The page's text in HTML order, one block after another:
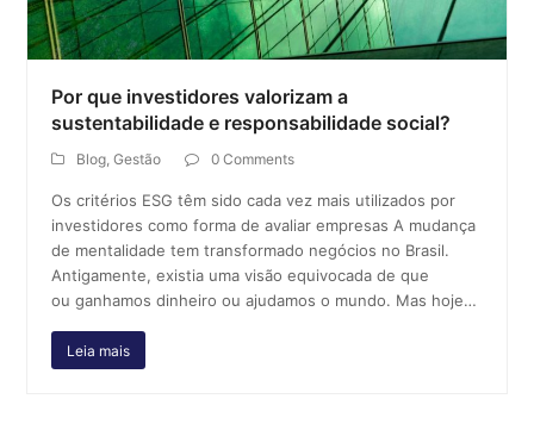
Por que investidores valorizam a
sustentabilidade e responsabilidade social?
Blog,Gestão 0 Comments
Os critérios ESG têm sido cada vez mais utilizados por
investidores como forma de avaliar empresas A mudança
de mentalidade tem transformado negócios no Brasil.
Antigamente, existia uma visão equivocada de que
ou ganhamos dinheiro ou ajudamos o mundo. Mas hoje…
Leia mais